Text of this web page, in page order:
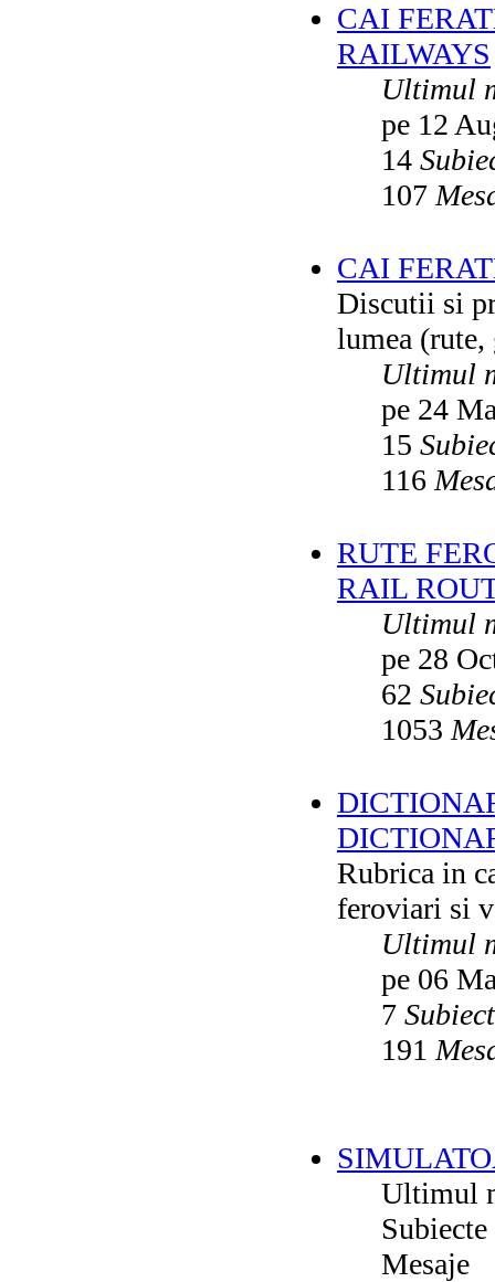
CAI
RAILWAYS
Ultimul
pe 12
14
107
CAI
Discutii si
lumea (rute,
Ultimul
pe 24
15
116
RUTE
RAIL
Ultimul
pe 28
62
1053
Rubrica in
feroviari si
Ultimul
pe 06
7
191
Ultimul
Subiecte
Mesaje